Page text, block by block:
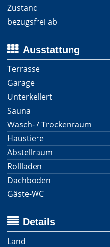
Zustand
bezugsfrei ab
Ausstattung
Terrasse
Garage
Unterkellert
Sauna
Wasch- / Trockenraum
Haustiere
Abstellraum
Rollladen
Dachboden
Gäste-WC
Details
Land